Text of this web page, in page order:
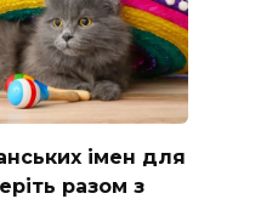
імен для
разом з